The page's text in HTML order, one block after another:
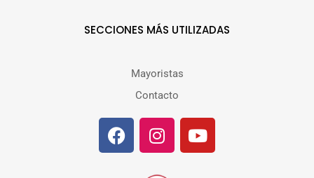
SECCIONES MÁS UTILIZADAS
Mayoristas
Contacto